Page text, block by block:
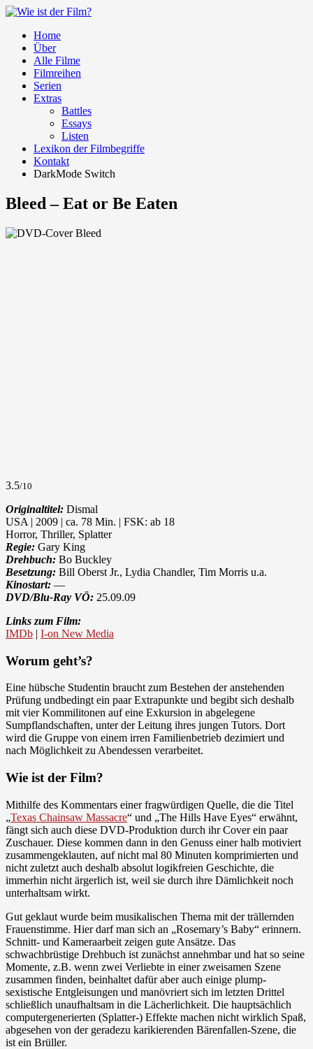
Home
Über
Alle Filme
Filmreihen
Serien
Extras
Battles
Essays
Listen
Lexikon der Filmbegriffe
Kontakt
DarkMode Switch
Bleed – Eat or Be Eaten
3.5/10
Originaltitel: Dismal
USA | 2009 | ca. 78 Min. | FSK: ab 18
Horror, Thriller, Splatter
Regie: Gary King
Drehbuch: Bo Buckley
Besetzung: Bill Oberst Jr., Lydia Chandler, Tim Morris u.a.
Kinostart: —
DVD/Blu-Ray VÖ: 25.09.09
Links zum Film:
IMDb | I-on New Media
Worum geht’s?
Eine hübsche Studentin braucht zum Bestehen der anstehenden
Prüfung undbedingt ein paar Extrapunkte und begibt sich deshalb
mit vier Kommilitonen auf eine Exkursion in abgelegene
Sumpflandschaften, unter der Leitung ihres jungen Tutors. Dort
wird die Gruppe von einem irren Familienbetrieb dezimiert und
nach Möglichkeit zu Abendessen verarbeitet.
Wie ist der Film?
Mithilfe des Kommentars einer fragwürdigen Quelle, die die Titel
„Texas Chainsaw Massacre“ und „The Hills Have Eyes“ erwähnt,
fängt sich auch diese DVD-Produktion durch ihr Cover ein paar
Zuschauer. Diese kommen dann in den Genuss einer halb motiviert
zusammengeklauten, auf nicht mal 80 Minuten komprimierten und
nicht zuletzt auch deshalb absolut logikfreien Geschichte, die
immerhin nicht ärgerlich ist, weil sie durch ihre Dämlichkeit noch
unterhaltsam wirkt.
Gut geklaut wurde beim musikalischen Thema mit der trällernden
Frauenstimme. Hier darf man sich an „Rosemary’s Baby“ erinnern.
Schnitt- und Kameraarbeit zeigen gute Ansätze. Das
schwachbrüstige Drehbuch ist zunächst annehmbar und hat so seine
Momente, z.B. wenn zwei Verliebte in einer zweisamen Szene
zusammen finden, beinhaltet dafür aber auch einige plump-
sexistische Entgleisungen und manövriert sich im letzten Drittel
schließlich unaufhaltsam in die Lächerlichkeit. Die hauptsächlich
computergenerierten (Splatter-) Effekte machen nicht wirklich Spaß,
abgesehen von der geradezu karikierenden Bärenfallen-Szene, die
ist ein Brüller.